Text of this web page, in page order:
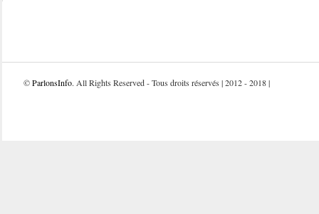
©ParlonsInfo. All Rights Reserved - Tous droits réservés | 2012 - 2018 |